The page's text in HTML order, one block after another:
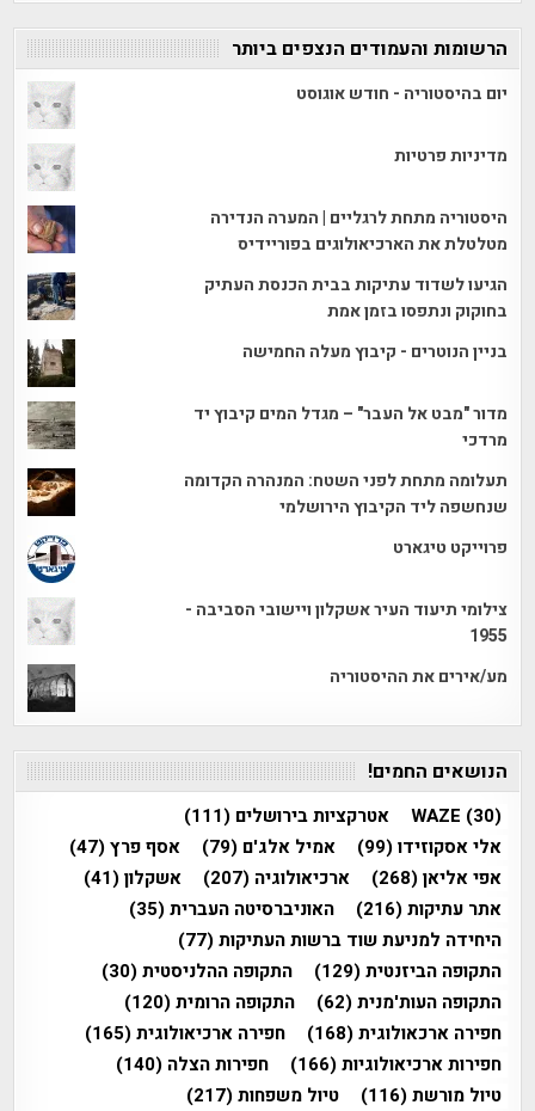
הרשומות והעמודים הנצפים ביותר
יום בהיסטוריה - חודש אוגוסט
מדיניות פרטיות
היסטוריה מתחת לרגליים | המערה הנדירה
מטלטלת את הארכיאולוגים בפוריידיס
הגיעו לשדוד עתיקות בבית הכנסת העתיק
בחוקוק ונתפסו בזמן אמת
בניין הנוטרים - קיבוץ מעלה החמישה
מדור "מבט אל העבר" – מגדל המים קיבוץ יד
מרדכי
תעלומה מתחת לפני השטח: המנהרה הקדומה
שנחשפה ליד הקיבוץ הירושלמי
פרוייקט טיגארט
צילומי תיעוד העיר אשקלון ויישובי הסביבה -
1955
מע/אירים את ההיסטוריה
הנושאים החמים!
WAZE (30) אטרקציות בירושלים (111)
אלי אסקוזידו(99) אמיל אלג'ם (79) אסף פרץ(47)
אפי אליאן(268) ארכיאולוגיה (207) אשקלון(41)
אתר עתיקות(216) האוניברסיטה העברית(35)
היחידה למניעת שוד ברשות העתיקות(77)
התקופה הביזנטית(129) התקופה ההלניסטית(30)
התקופה העות'מנית(62) התקופה הרומית(120)
חפירה ארכאולוגית(168) חפירה ארכיאולוגית(165)
חפירות ארכיאולוגיות(166) חפירות הצלה (140)
טיול מורשת(116) טיול משפחות(217)